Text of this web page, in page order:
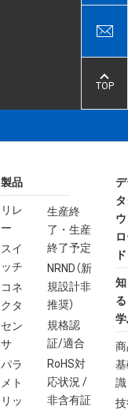
TOP
製品
リレ
ー
スイ
ッチ
コネ
クタ
セン
サ
パラ
メト
リッ
生産終
了・生産
終了予定
NRND（新
規設計非
推奨）
規格認
証/適合
RoHS対
応状況 /
非含有証
ド
知
識